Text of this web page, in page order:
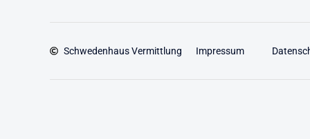
Schwedenhaus Vermittlung Impressum